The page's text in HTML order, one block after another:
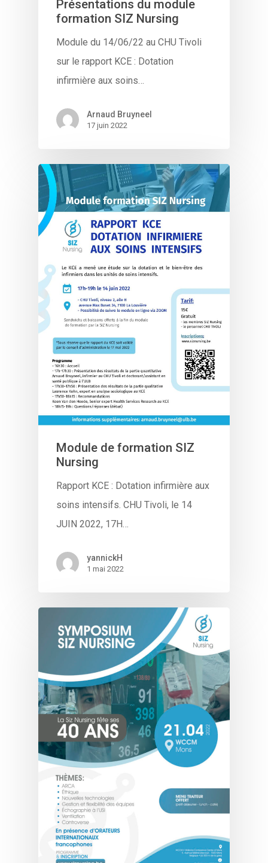
Présentations du module
formation SIZ Nursing
Module du 14/06/22 au CHU Tivoli
sur le rapport KCE : Dotation
infirmière aux soins…
Arnaud Bruyneel
17 juin 2022
Module de formation SIZ
Nursing
Rapport KCE : Dotation infirmière aux
soins intensifs. CHU Tivoli, le 14
JUIN 2022, 17H…
yannickH
1 mai 2022